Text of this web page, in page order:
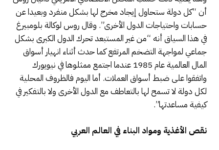
أن “كل دولة ستحاول إيجاد مخرج لها بشكل منفرد وبعيدا عن
حسابات واحتياجات الدول الأخرى”. وقال روس لوكالة بلومبيرغ
في هذا السياق أنه “من غير المستبعد تحرك الدول الكبرى بشكل
جماعي لمواجهة التضخم المرتفع كما حدث أثناء انهيار أسواق
المال العالمية عام 1985 عندما اجتمع ممثلوها في نيويورك
واتفقوا على ضبط أسواق العملات. أما اليوم فالظروف المحلية
لكل دولة لا تسمح لها بالتعاطف مع الدول الأخرى ولا بالتفكير في
كيفية مساعدتها”.
نقص الأغذية ومواد البناء في العالم العربي